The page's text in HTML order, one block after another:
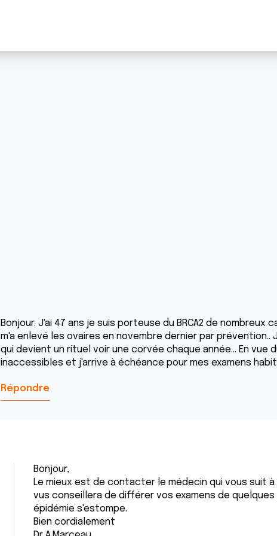
Bonjour. J'ai 47 ans je suis porteuse du BRCA2 de
m'a enlevé les ovaires en novembre dernier par prévention..
qui devient un rituel voir une corvée chaque année... En
inaccessibles et j'arrive à échéance pour mes examens
Répondre
Bonjour,
Le mieux est de contacter le médecin qui vous suit
vus conseillera de différer vos examens de
épidémie s'estompe.
Bien cordialement